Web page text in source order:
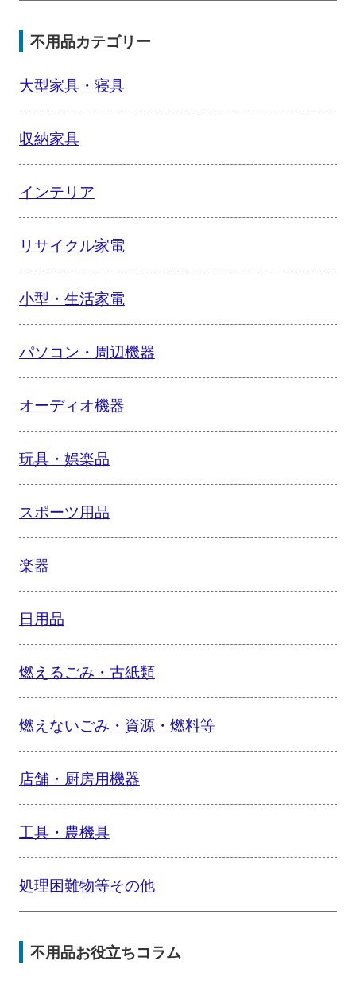
不用品カテゴリー
大型家具・寝具
収納家具
インテリア
リサイクル家電
小型・生活家電
パソコン・周辺機器
オーディオ機器
玩具・娯楽品
スポーツ用品
楽器
日用品
燃えるごみ・古紙類
燃えないごみ・資源・燃料等
店舗・厨房用機器
工具・農機具
処理困難物等その他
不用品お役立ちコラム